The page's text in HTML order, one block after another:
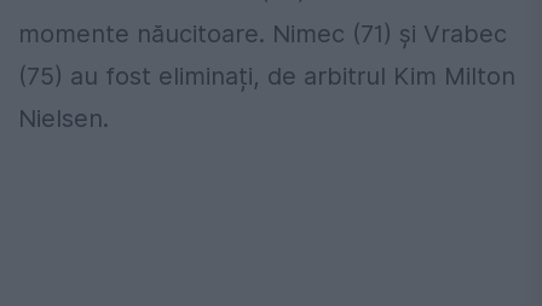
momente năucitoare. Nimec (71) și Vrabec
(75) au fost eliminați, de arbitrul Kim Milton
Nielsen.